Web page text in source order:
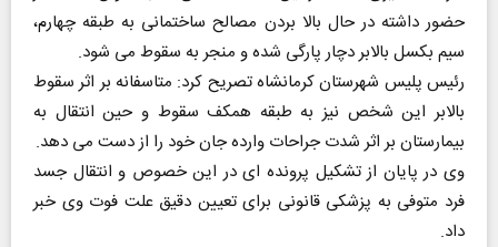
حضور داشته در حال بالا بردن مصالح ساختمانی به طبقه چهارم،
سیم بکسل بالابر دچار پارگی شده و منجر به سقوط می شود.
رئیس پلیس شهرستان کرمانشاه تصریح کرد: متاسفانه بر اثر سقوط
بالابر این شخص نیز به طبقه همکف سقوط و حین انتقال به
بیمارستان بر اثر شدت جراحات وارده جان خود را از دست می دهد.
وی در پایان از تشکیل پرونده ای در این خصوص و انتقال جسد
فرد متوفی به پزشکی قانونی برای تعیین دقیق علت فوت وی خبر
داد.